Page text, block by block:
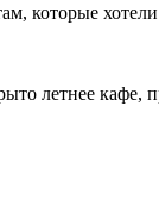
которые
летнее кафе,